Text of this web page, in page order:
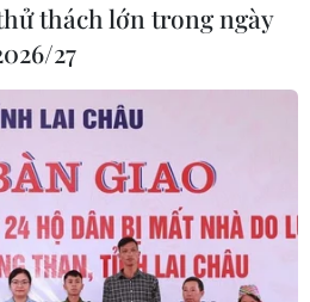
thách lớn trong ngày
27